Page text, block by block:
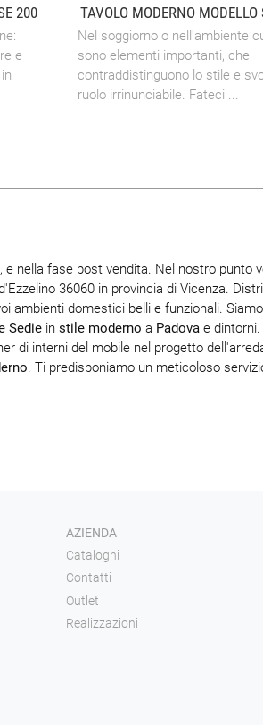
200
e
TAVOLO MODERNO
Nel soggiorno o nell'ambiente
sono elementi importanti, che
contraddistinguono lo stile e
ruolo irrinunciabile. Fateci ...
nella fase post vendita. Nel nostro punto
36060 in provincia di Vicenza.
ambienti domestici belli e funzionali.
Sedie in stile moderno a Padova e
di interni del mobile nel progetto
. Ti predisponiamo un meticoloso
AZIENDA
Cataloghi
Contatti
Outlet
Realizzazioni